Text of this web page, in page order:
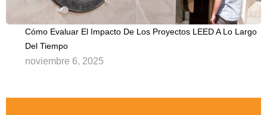
Cómo Evaluar El Impacto De Los Proyectos LEED A Lo Largo
Del Tiempo
noviembre 6, 2025